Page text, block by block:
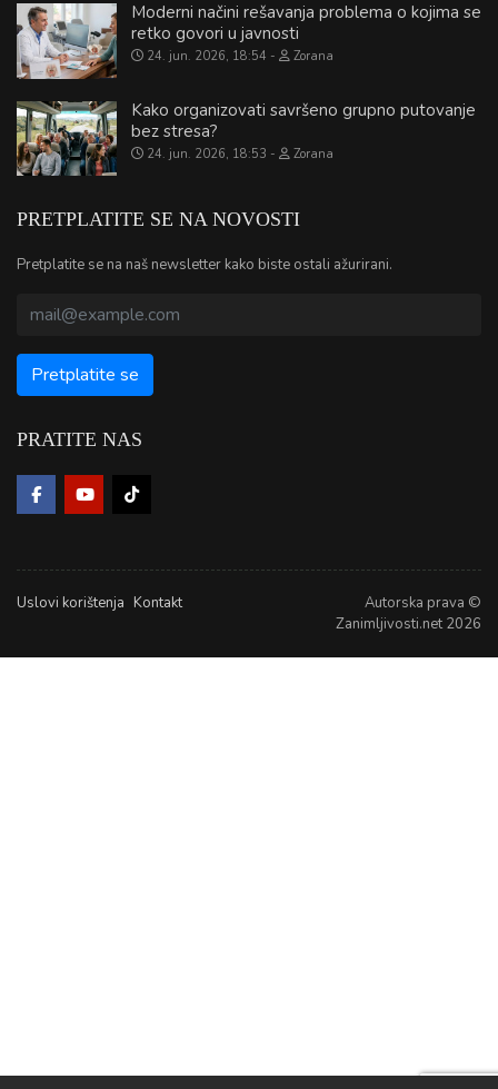
Moderni načini rešavanja problema o kojima se
retko govori u javnosti
24. jun. 2026, 18:54 Zorana
Kako organizovati savršeno grupno putovanje
bez stresa?
24. jun. 2026, 18:53 Zorana
PRETPLATITE SE NA NOVOSTI
Pretplatite se na naš newsletter kako biste ostali ažurirani.
PRATITE NAS
Uslovi korištenja Kontakt
Autorska prava ©
Zanimljivosti.net 2026